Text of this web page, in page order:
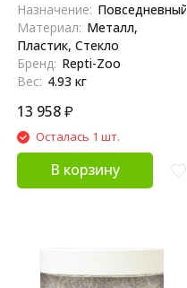
Назначение: Повседневный
Материал: Металл,
Пластик, Стекло
Бренд: Repti-Zoo
Вес: 4.93 кг
13 958₽
Осталась 1 шт.
В корзину